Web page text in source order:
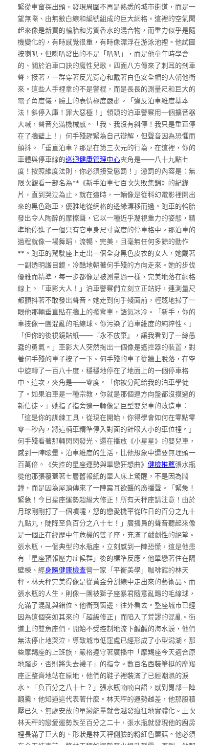
緊從車窗探出頭，發現周圍不再是熟悉的城市街道，而是一
望無際、由無數白線和編號組成的巨大網格。這裡的空氣聞
起來像是新買的輪胎和劣質香水的混合物，而重力似乎是隨
機變化的，有時感覺很重，有時像漂浮在游泳池裡。他試圖
按喇叭，但喇叭發出的不是「叭叭」，而是他童年時學會
的、關於泊車口訣的魔性兒歌。四面八方傳來了刺耳的剎車
聲，接著，一群穿著反光背心和戴著白色安全帽的人朝他衝
來。這些人手裡拿的不是警棍，而是長長的測量尺和巨大的
電子角度儀，臉上的表情極度嚴肅。「違反泊車維度基本
法！斜停入庫！罪大惡極！」領頭的泊車警察用一個擴音器
大喊，聲音充滿機械感。「我、我沒有斜停！我只是垂直停
在了牆壁上！」何手殘趕緊為自己辯解，但聲音因為恐懼而
顫抖。「垂直泊車？那是在第三次元的行為，在這裡，你的
車體與停車線的巡迴健康管理中心夾角是——八十九點七
度！按照維度法則，你必須接受懲罰！」懲罰的內容是：無
限次觀看一部名為**《新手泊車七百次失敗集錦》的紀錄
片，直到哭泣為止。就在這時，一輛像是從科幻電影裡開出
來的黑色跑車，優雅地從網格的邊緣漂移而過。跑車的輪胎
發出令人陶醉的摩擦聲，它以一種近乎蔑視重力的姿態，精
準地停進了一個只有它車身尺寸寬度的停車格中。那泊車的
過程就像一場舞蹈，流暢、完美，且毫無任何多餘的動作
**。跑車的駕駛座上走出一個全身黑色皮衣的女人，她戴著
一副透明護目鏡，冷酷地朝著何手殘的方向走來。她的步伐
優雅而精準，每一步都像是被測量過一樣，完美地落在網格
線上。「車影大人！」泊車警察們立刻立正站好，連測量尺
都顫抖著不敢發出聲音。她走到何手殘面前，輕蔑地掃了一
眼他那輛垂直貼在牆上的掀背車，語氣冰冷。「新手，你的
車技像一團混亂的毛線球。你污染了泊車維度的純粹性。」
「但你的後視鏡貼紙——『永不放棄』，讓我看到了一絲愚
蠢的勇氣。」車影大人突然掏出一個像是遙控器的裝置，對
著何手殘的車子按了一下。何手殘的車子從牆上脫落，在空
中旋轉了一百八十度，穩穩地停在了地面上的一個停車格
中。這次，夾角是——零度。「你被分配給我的泊車學徒
了。如果泊車是一種宗教，你就是那個連方向盤都沒摸過的
新信徒。」她指了指旁邊一輛像是巨型嬰兒車的改造車：
「這是你的訓練工具，從現在開始，你得學會如何在零點零
零一秒內，將這輛車精準停入對面的針眼大小的車位裡。」
何手殘看著那輛閃閃發光、還在播放《小星星》的嬰兒車，
感到一陣眩暈。泊車維度的生活，比他想象中還要無理頭一
百萬倍。《失控的星座運勢與單戀狂想曲》 健檢推薦張水瓶
從他那張覆蓋著七層舊報紙的單人床上驚醒，不是因為鬧
鐘，而是因為屋頂傳來了一陣震耳欲聾的廣播聲。「緊急！
緊急！今日星座運勢超級大修正！所有天秤座請注意！由於
月球剛剛打了一個噴嚏，您的戀愛機率從昨日的百分之九十
九點九，陡降至負百分之八十七！」廣播員的聲音聽起來像
是一個正在經歷中年危機的雙子座，充滿了戲劇性的絕望。
張水瓶，一個典型的水瓶座，立刻感到一陣恐慌，這是他患
有「星座預報壓力症候群」後的標準反應。他單戀著住在隔
壁棟、經身體健康檢查營一家「平衡美學」咖啡館的林天
秤。林天秤完美得像是從黃金分割線中走出來的藝術品。而
張水瓶的人生，則像一團被獅子座暴君隨意亂踢的毛線球，
充滿了混亂與錯位。他衝到窗邊，往外看去。整座城市已經
因為這個突如其來的「超級修正」而陷入了荒謬的混亂。街
道上的雙魚座們，開始不受控制地流下鹹鹹的海水淚，他們
無法停止地哭泣，導致城市低窪處已經形成了小型潟湖。那
些摩羯座的上班族，嚴格遵守著廣播中「摩羯座今天適合原
地踏步，否則將失去襪子」的指令。數百名西裝筆挺的摩羯
座正整齊地站在原地，他們的鞋子裡裝滿了已經潮濕的淚
水。「負百分之八十七？」張水瓶喃喃自語，感到胃部一陣
翻騰，他知道這代表著什麼。林天秤的運勢越差，他那股積
壓已久、無處安放的單戀能量就會越發瘋狂地實體化。上次
林天秤的戀愛運勢跌至百分之二十，張水瓶就發現他的廚房
裡長滿了巨大的、形狀是林天秤側臉的粉紅色蘑菇。他必須